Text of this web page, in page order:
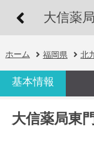
大信薬
ホーム 福岡県 北
基本情報
大信薬局東